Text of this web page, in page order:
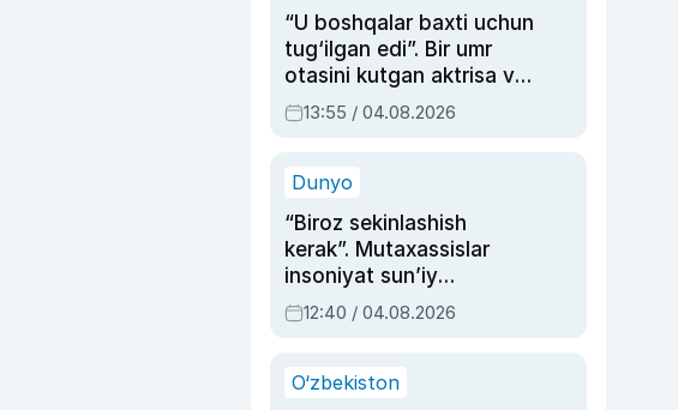
“U boshqalar baxti uchun
tug‘ilgan edi”. Bir umr
otasini kutgan aktrisa va
dublyaj ustasi Rimma
Ahmedovaning
13:55 / 04.08.2026
Dunyo
“Biroz sekinlashish
kerak”. Mutaxassislar
insoniyat sun’iy
intellektni boshqara
olmay qolishidan xavotir
12:40 / 04.08.2026
O‘zbekiston